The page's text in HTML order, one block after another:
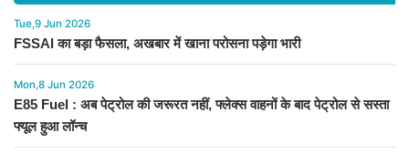
Tue,9 Jun 2026
FSSAI का बड़ा फैसला, अखबार में खाना परोसना पड़ेगा भारी
Mon,8 Jun 2026
E85 Fuel : अब पेट्रोल की जरूरत नहीं, फ्लेक्स वाहनों के बाद पेट्रोल से सस्ता
फ्यूल हुआ लॉन्च